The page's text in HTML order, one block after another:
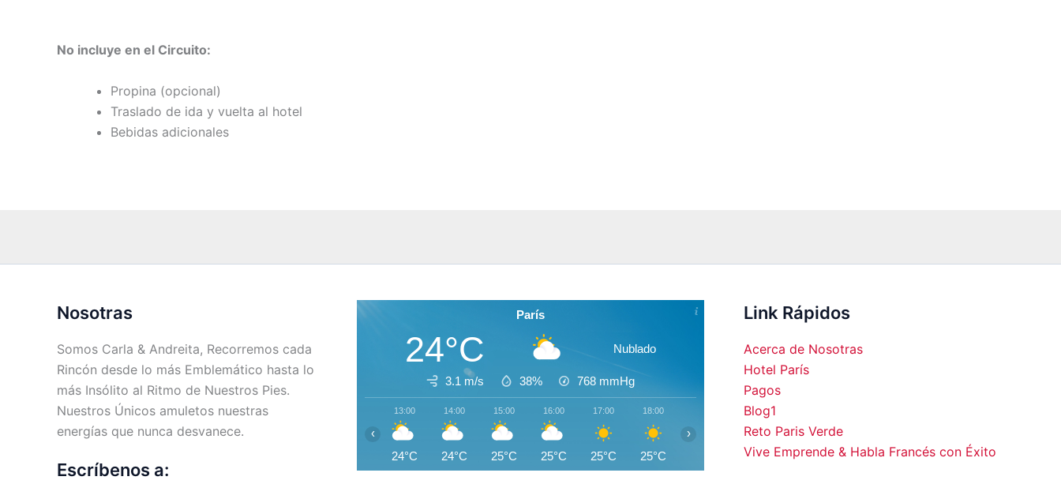
No incluye en el Circuito:
Propina (opcional)
Traslado de ida y vuelta al hotel
Bebidas adicionales
Nosotras
Somos Carla & Andreita, Recorremos cada
Rincón desde lo más Emblemático hasta lo
más Insólito al Ritmo de Nuestros Pies.
Nuestros Únicos amuletos nuestras
energías que nunca desvanece.
Escríbenos a:
París
24°C Nublado
3.1 m/s 38% 768 mmHg
13:00
24°C
14:00
24°C
15:00
25°C
16:00
25°C
17:00
25°C
18:00
25°C
20:00
24°C 23°C 21°C 20°C 19°C 18°C
‹ ›
Link Rápidos
Acerca de Nosotras
Hotel París
Pagos
Blog1
Reto Paris Verde
Vive Emprende & Habla Francés con Éxito